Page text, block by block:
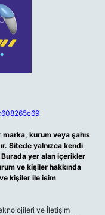
kurum veya şahıs
Sitede yalnızca kendi
Burada yer alan içerikler
ve kişiler hakkında
kişiler ile isim
ve İletişim